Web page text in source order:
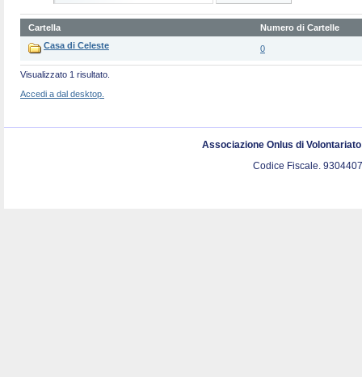
Cartella
Numero di Cartelle
Casa di Celeste
0
Visualizzato 1 risultato.
Accedi a dal desktop.
Associazione Onlus di
Codice Fiscale.